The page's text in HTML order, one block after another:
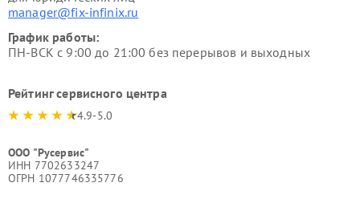
manager@fix-infinix.ru
График работы:
ПН-ВСК с 9:00 до 21:00 без перерывов и выходных
Рейтинг сервисного центра
4.9-5.0
ООО "Русервис"
ИНН 7702633247
ОГРН 1077746335776